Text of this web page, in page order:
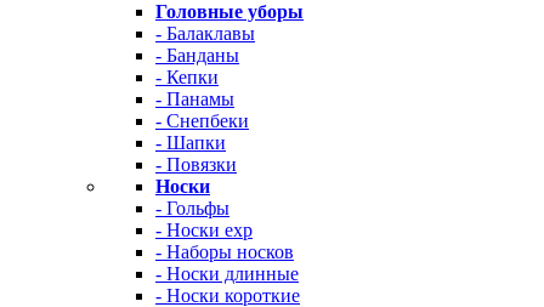
Головные уборы
- Балаклавы
- Банданы
- Кепки
- Панамы
- Снепбеки
- Шапки
- Повязки
Носки
- Гольфы
- Носки exp
- Наборы носков
- Носки длинные
- Носки короткие